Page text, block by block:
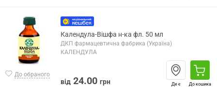
До обраного
Календула-Вішфа н-ка фл. 50 мл
ДКП фармацевтична фабрика (Україна)
КАЛЕНДУЛА
від 24.00 грн Де є До кошика